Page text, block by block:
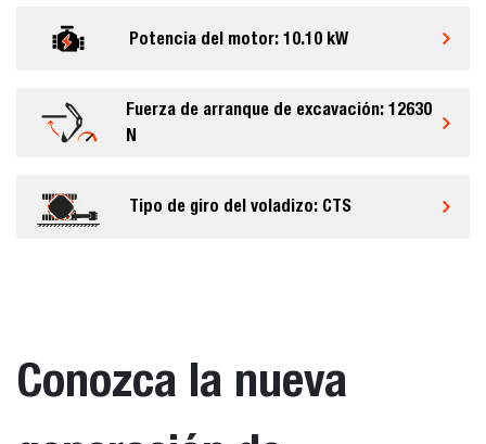
Potencia del motor: 10.10 kW
Fuerza de arranque de excavación: 12630
N
Tipo de giro del voladizo: CTS
Conozca la nueva